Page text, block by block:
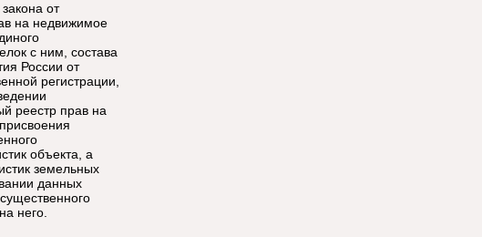
от
на недвижимое
с ним, состава
России от
регистрации,
реестр прав на
объекта, а
земельных
данных
него.